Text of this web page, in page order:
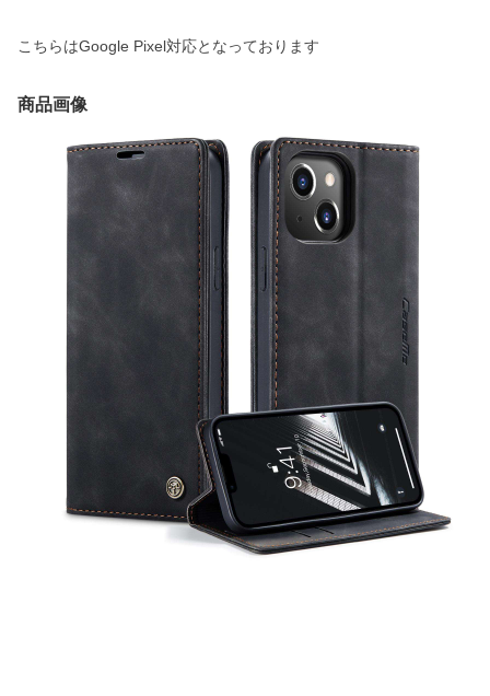
こちらはGoogle Pixel対応となっております
商品画像